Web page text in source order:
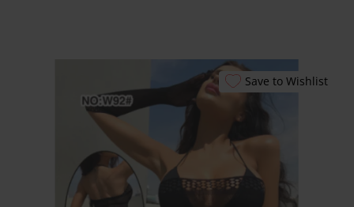
Πώς να Ετοιμάσεις
το Πρώτο σου
Erotic Kit – Οδηγός
για Απόλαυση &
Ασφάλεια
Αυτόματοι
Save to Wishlist